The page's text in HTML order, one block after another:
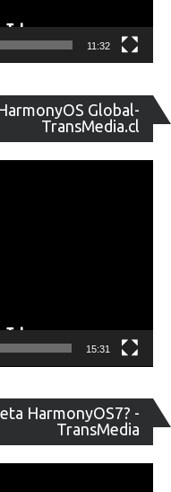
11:32
Global-
TransMedia.cl
de
15:31
HarmonyOS7? -
TransMedia
de